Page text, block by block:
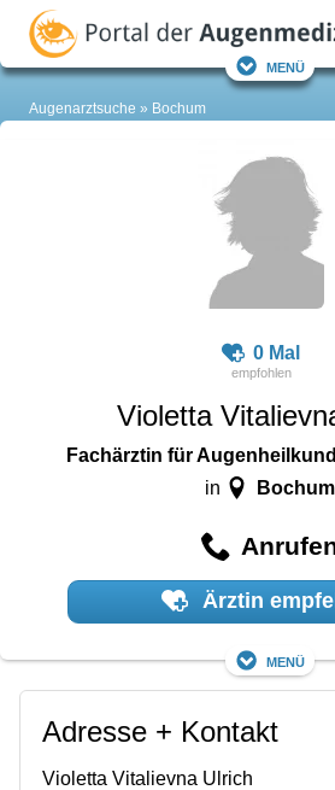
Menü
Augenarztsuche Bochum
0 Mal
Violetta
Fachärztin für
in Bochum
Ärztin
Menü
Adresse + Kontakt
Violetta Vitalievna Ulrich